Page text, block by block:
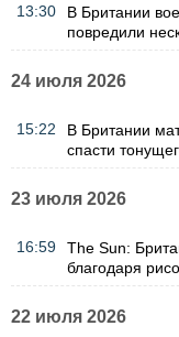
13:30
В Британии
повредили
24 июля 2026
15:22
В Британии
спасти
23 июля 2026
16:59
The Sun:
благодаря
22 июля 2026